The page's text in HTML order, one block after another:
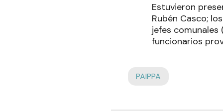
Estuvieron
Rubén Casco;
jefes comunales
funcionarios
PAIPPA